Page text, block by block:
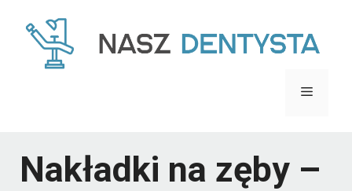
Menu
Nakładki na zęby –